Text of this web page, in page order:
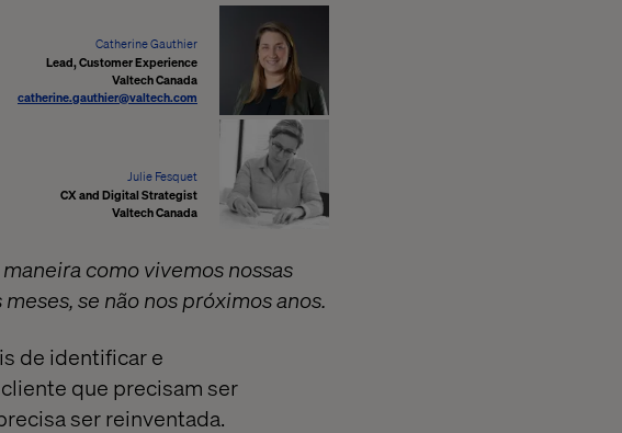
Catherine Gauthier
Lead, Customer Experience
Valtech Canada
catherine.gauthier@valtech.com
Julie Fesquet
CX and Digital Strategist
Valtech Canada
como vivemos nossas
se não nos próximos anos.
de identificar e
que precisam ser
ser reinventada.